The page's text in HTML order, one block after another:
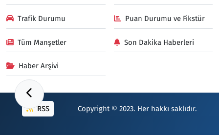
Trafik Durumu Puan Durumu ve Fikstür
Tüm Manşetler Son Dakika Haberleri
Haber Arşivi
RSS Copyright © 2023. Her hakkı saklıdır.